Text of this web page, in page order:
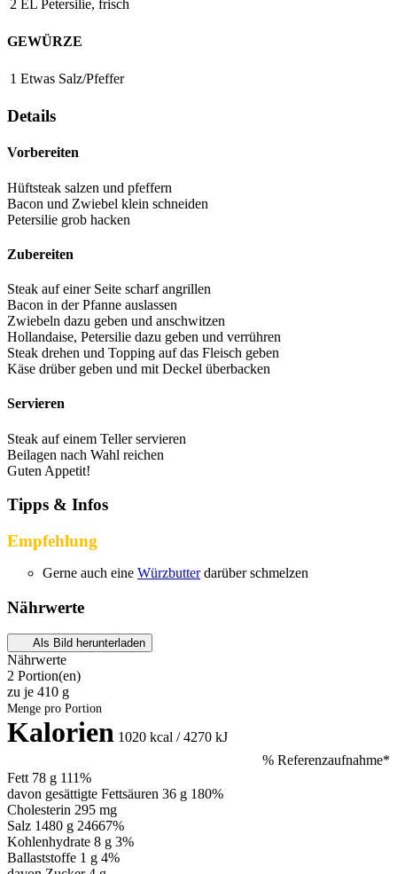
2 EL Petersilie, frisch
GEWÜRZE
1 Etwas Salz/Pfeffer
Details
Vorbereiten
Hüftsteak salzen und pfeffern
Bacon und Zwiebel klein schneiden
Petersilie grob hacken
Zubereiten
Steak auf einer Seite scharf angrillen
Bacon in der Pfanne auslassen
Zwiebeln dazu geben und anschwitzen
Hollandaise, Petersilie dazu geben und verrühren
Steak drehen und Topping auf das Fleisch geben
Käse drüber geben und mit Deckel überbacken
Servieren
Steak auf einem Teller servieren
Beilagen nach Wahl reichen
Guten Appetit!
Tipps & Infos
Empfehlung
Gerne auch eine Würzbutterdarüber schmelzen
Nährwerte
Als Bild herunterladen
Nährwerte
2 Portion(en)
zu je 410 g
Menge pro Portion
Kalorien 1020 kcal / 4270 kJ
% Referenzaufnahme*
Fett78 g 111%
davon gesättigte Fettsäuren 36 g 180%
Cholesterin 295 mg
Salz 1480 g 24667%
Kohlenhydrate 8 g 3%
Ballaststoffe 1 g 4%